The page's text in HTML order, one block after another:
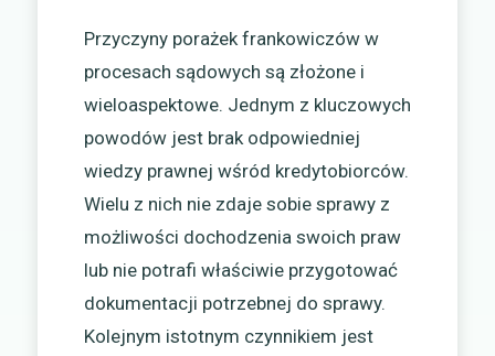
Przyczyny porażek frankowiczów w
procesach sądowych są złożone i
wieloaspektowe. Jednym z kluczowych
powodów jest brak odpowiedniej
wiedzy prawnej wśród kredytobiorców.
Wielu z nich nie zdaje sobie sprawy z
możliwości dochodzenia swoich praw
lub nie potrafi właściwie przygotować
dokumentacji potrzebnej do sprawy.
Kolejnym istotnym czynnikiem jest